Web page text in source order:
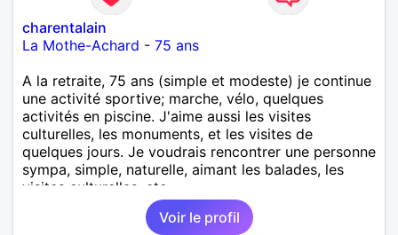
charentalain
La Mothe-Achard - 75 ans
A la retraite, 75 ans (simple et modeste) je continue
une activité sportive; marche, vélo, quelques
activités en piscine. J'aime aussi les visites
culturelles, les monuments, et les visites de
quelques jours. Je voudrais rencontrer une personne
sympa, simple, naturelle, aimant les balades, les
visites culturelles, etc..
Voir le profil